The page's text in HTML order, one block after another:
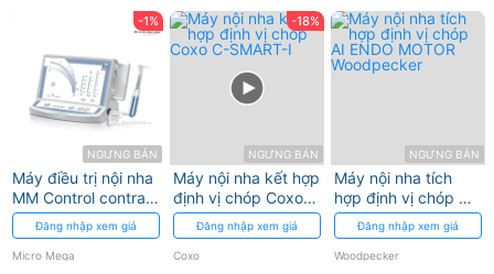
-1%
NGƯNG BÁN
Máy điều trị nội nha
MM Control contra-
angle Micro Mega
Đăng nhập xem giá
Micro Mega
-18%
NGƯNG BÁN
Máy nội nha kết hợp
định vị chóp Coxo
C-SMART-I
Đăng nhập xem giá
Coxo
NGƯNG BÁN
Máy nội nha tích
hợp định vị chóp AI
ENDO MOTOR
Woodpecker
Đăng nhập xem giá
Woodpecker